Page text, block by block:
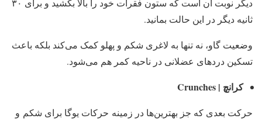
دیگر نوبت آن است که ستون فقرات خود را بالا بکشید و برای ۳۰
ثانیه دیگر در این حالت بمانید.
وضعیت گاو، نه تنها به لاغری شکم و پهلو کمک می‌کند بلکه باعث
تسکین دردهای عضلانی در ناحیه کمر هم می‌شود.
کرانچ | Crunches
حرکت بعدی که جز بهترین‌ها در زمینه حرکات یوگا برای شکم و